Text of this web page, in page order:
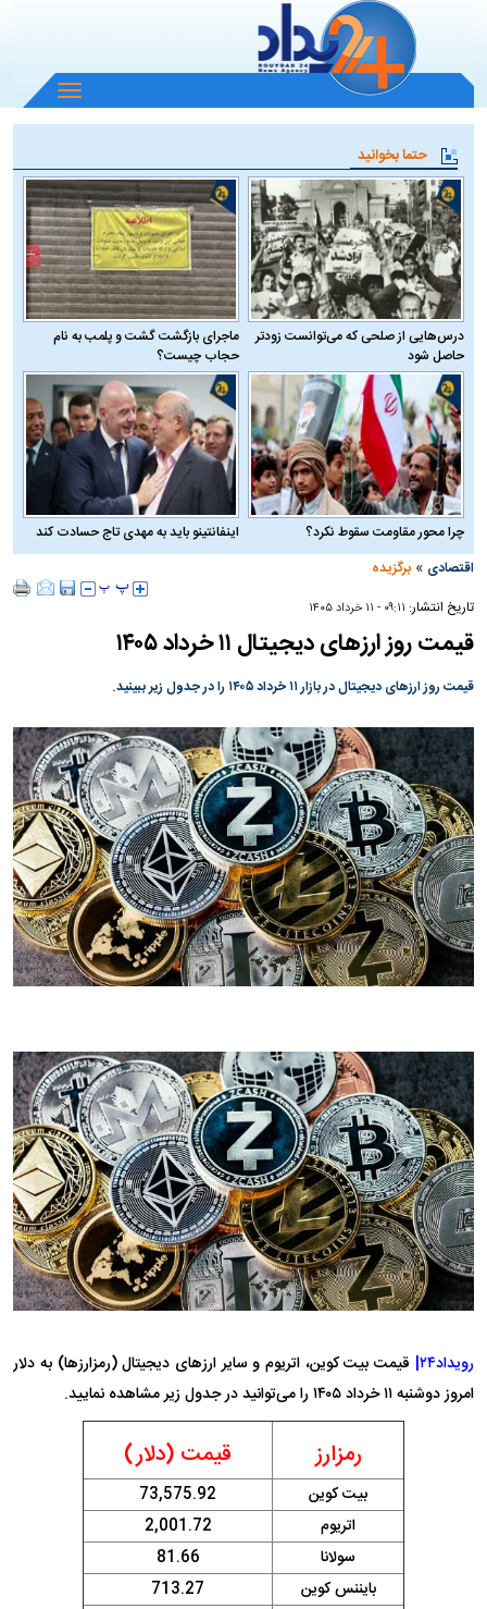
باز
و
منو
حتما بخوانید
درس‌هایی از صلحی که می‌توانست زودتر
حاصل شود
ماجرای بازگشت گشت و پلمب به نام
حجاب چیست؟
چرا محور مقاومت سقوط نکرد؟
اینفانتینو باید به مهدی تاج حسادت کند
اقتصادی »برگزیده
تاریخ انتشار: ۰۹:۱۱ - ۱۱ خرداد ۱۴۰۵
قیمت روز ارز‌های دیجیتال ۱۱ خرداد ۱۴۰۵
قیمت روز ارز‌های دیجیتال در بازار ۱۱ خرداد ۱۴۰۵ را در جدول زیر ببینید.
رویداد۲۴|
قیمت بیت کوین، اتریوم و سایر ارز‌های دیجیتال (رمزارزها) به دلار
امروز دوشنبه ۱۱ خرداد ۱۴۰۵ را می‌توانید در جدول زیر مشاهده نمایید.
رمزارز قیمت (دلار)
بیت کوین
73,575.92
اتریوم
2,001.72
سولانا
81.66
بایننس کوین
713.27